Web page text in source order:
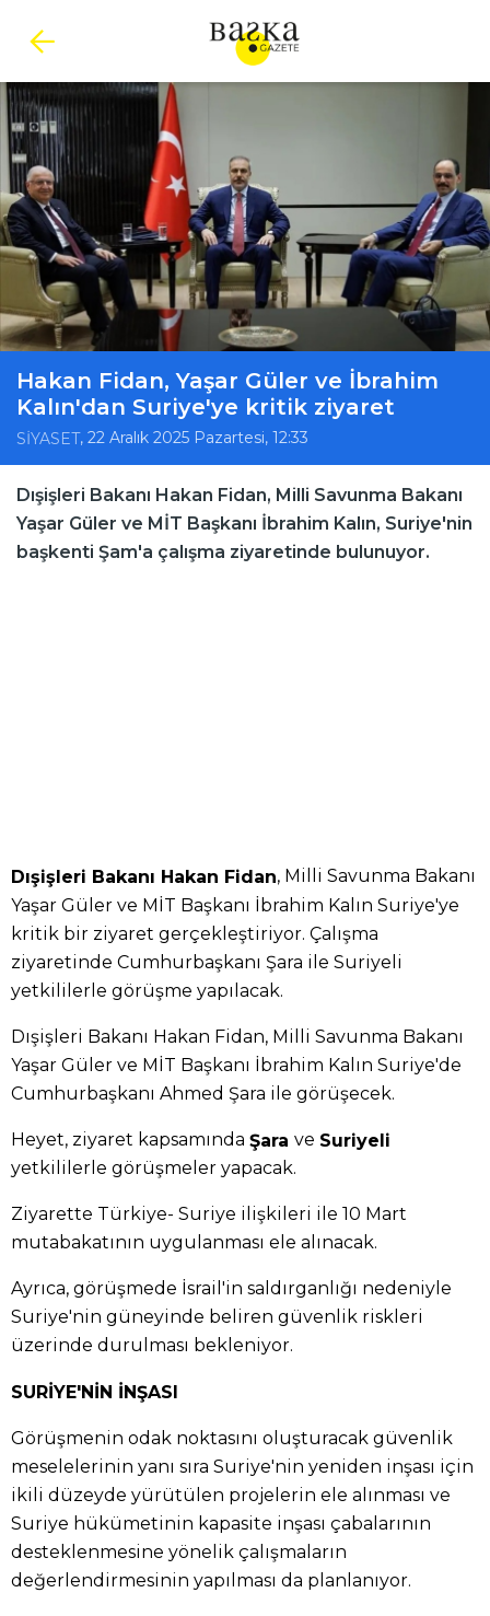
Hakan Fidan, Yaşar Güler ve İbrahim
Kalın'dan Suriye'ye kritik ziyaret
SİYASET, 22 Aralık 2025 Pazartesi, 12:33
Dışişleri Bakanı Hakan Fidan, Milli Savunma Bakanı
Yaşar Güler ve MİT Başkanı İbrahim Kalın, Suriye'nin
başkenti Şam'a çalışma ziyaretinde bulunuyor.
Dışişleri Bakanı Hakan Fidan, Milli Savunma Bakanı
Yaşar Güler ve MİT Başkanı İbrahim Kalın Suriye'ye
kritik bir ziyaret gerçekleştiriyor. Çalışma
ziyaretinde Cumhurbaşkanı Şara ile Suriyeli
yetkililerle görüşme yapılacak.
Dışişleri Bakanı Hakan Fidan, Milli Savunma Bakanı
Yaşar Güler ve MİT Başkanı İbrahim Kalın Suriye'de
Cumhurbaşkanı Ahmed Şara ile görüşecek.
Heyet, ziyaret kapsamında Şara ve Suriyeli
yetkililerle görüşmeler yapacak.
Ziyarette Türkiye- Suriye ilişkileri ile 10 Mart
mutabakatının uygulanması ele alınacak.
Ayrıca, görüşmede İsrail'in saldırganlığı nedeniyle
Suriye'nin güneyinde beliren güvenlik riskleri
üzerinde durulması bekleniyor.
SURİYE'NİN İNŞASI
Görüşmenin odak noktasını oluşturacak güvenlik
meselelerinin yanı sıra Suriye'nin yeniden inşası için
ikili düzeyde yürütülen projelerin ele alınması ve
Suriye hükümetinin kapasite inşası çabalarının
desteklenmesine yönelik çalışmaların
değerlendirmesinin yapılması da planlanıyor.